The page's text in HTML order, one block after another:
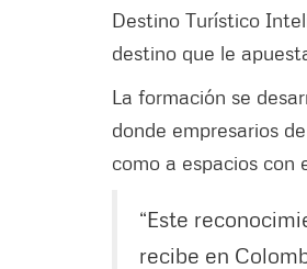
Destino Turístico
destino que le
La formación se
donde empresarios de
como a espacios con
“Este
recibe en